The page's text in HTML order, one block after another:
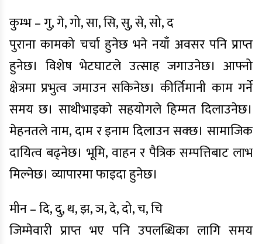
कुम्भ – गु, गे, गो, सा, सि, सु, से, सो, द
पुराना कामको चर्चा हुनेछ भने नयाँ अवसर पनि प्राप्त
हुनेछ। विशेष भेटघाटले उत्साह जगाउनेछ। आफ्नो
क्षेत्रमा प्रभुत्व जमाउन सकिनेछ। कीर्तिमानी काम गर्ने
समय छ। साथीभाइको सहयोगले हिम्मत दिलाउनेछ।
मेहनतले नाम, दाम र इनाम दिलाउन सक्छ। सामाजिक
दायित्व बढ्नेछ। भूमि, वाहन र पैत्रिक सम्पत्तिबाट लाभ
मिल्नेछ। व्यापारमा फाइदा हुनेछ।
मीन – दि, दु, थ, झ, ञ, दे, दो, च, चि
जिम्मेवारी प्राप्त भए पनि उपलब्धिका लागि समय